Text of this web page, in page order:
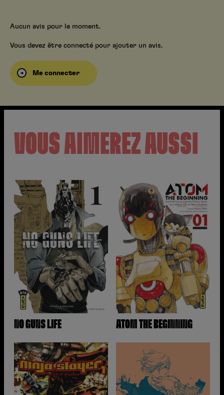
Aucun avis pour le moment.
Vous devez être connecté pour ajouter un avis.
Me connecter
VOUS AIMEREZ AUSSI
NO GUNS LIFE ATOM THE BEGINNING